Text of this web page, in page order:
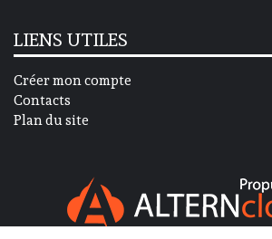
LIENS UTILES
Créer mon compte
Contacts
Plan du site